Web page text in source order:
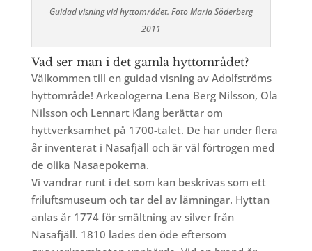
Guidad visning vid hyttområdet. Foto Maria Söderberg
2011
Vad ser man i det gamla hyttområdet?
Välkommen till en guidad visning av Adolfströms
hyttområde! Arkeologerna Lena Berg Nilsson, Ola
Nilsson och Lennart Klang berättar om
hyttverksamhet på 1700-talet. De har under flera
år inventerat i Nasafjäll och är väl förtrogen med
de olika Nasaepokerna.
Vi vandrar runt i det som kan beskrivas som ett
friluftsmuseum och tar del av lämningar. Hyttan
anlas år 1774 för smältning av silver från
Nasafjäll. 1810 lades den öde eftersom